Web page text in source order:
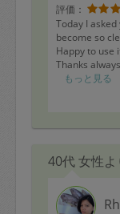
評価：
Today I
become so
Happy to use
Thanks
もっと見る
40代 女性よ